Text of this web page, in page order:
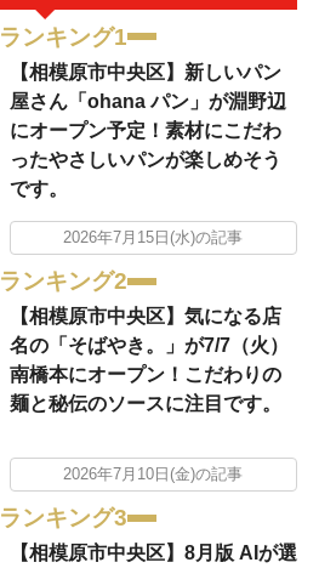
ランキング1
【相模原市中央区】新しいパン
屋さん「ohana パン」が淵野辺
にオープン予定！素材にこだわ
ったやさしいパンが楽しめそう
です。
2026年7月15日(水)の記事
ランキング2
【相模原市中央区】気になる店
名の「そばやき。」が7/7（火）
南橋本にオープン！こだわりの
麺と秘伝のソースに注目です。
2026年7月10日(金)の記事
ランキング3
【相模原市中央区】8月版 AIが選